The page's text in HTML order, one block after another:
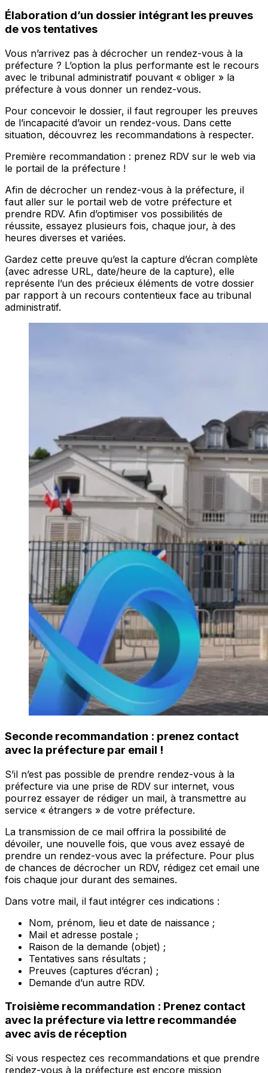
Élaboration d’un dossier intégrant les preuves
de vos tentatives
Vous n’arrivez pas à décrocher un rendez-vous à la
préfecture ? L’option la plus performante est le recours
avec le tribunal administratif pouvant « obliger » la
préfecture à vous donner un rendez-vous.
Pour concevoir le dossier, il faut regrouper les preuves
de l’incapacité d’avoir un rendez-vous. Dans cette
situation, découvrez les recommandations à respecter.
Première recommandation : prenez RDV sur le web via
le portail de la préfecture !
Afin de décrocher un rendez-vous à la préfecture, il
faut aller sur le portail web de votre préfecture et
prendre RDV. Afin d’optimiser vos possibilités de
réussite, essayez plusieurs fois, chaque jour, à des
heures diverses et variées.
Gardez cette preuve qu’est la capture d’écran complète
(avec adresse URL, date/heure de la capture), elle
représente l’un des précieux éléments de votre dossier
par rapport à un recours contentieux face au tribunal
administratif.
Seconde recommandation : prenez contact
avec la préfecture par email !
S’il n’est pas possible de prendre rendez-vous à la
préfecture via une prise de RDV sur internet, vous
pourrez essayer de rédiger un mail, à transmettre au
service « étrangers » de votre préfecture.
La transmission de ce mail offrira la possibilité de
dévoiler, une nouvelle fois, que vous avez essayé de
prendre un rendez-vous avec la préfecture. Pour plus
de chances de décrocher un RDV, rédigez cet email une
fois chaque jour durant des semaines.
Dans votre mail, il faut intégrer ces indications :
Nom, prénom, lieu et date de naissance ;
Mail et adresse postale ;
Raison de la demande (objet) ;
Tentatives sans résultats ;
Preuves (captures d’écran) ;
Demande d’un autre RDV.
Troisième recommandation : Prenez contact
avec la préfecture via lettre recommandée
avec avis de réception
Si vous respectez ces recommandations et que prendre
rendez-vous à la préfecture est encore mission